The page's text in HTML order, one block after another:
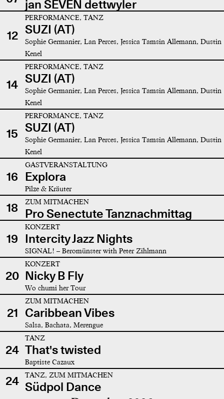
jan SEVEN dettwyler
12
PERFORMANCE, TANZ
SUZI (AT)
Sophie Germanier, Lan Perces, Jessica Tamsin Allemann, Dustin
Kenel
14
PERFORMANCE, TANZ
SUZI (AT)
Sophie Germanier, Lan Perces, Jessica Tamsin Allemann, Dustin
Kenel
15
PERFORMANCE, TANZ
SUZI (AT)
Sophie Germanier, Lan Perces, Jessica Tamsin Allemann, Dustin
Kenel
16
GASTVERANSTALTUNG
Explora
Pilze & Kräuter
18 ZUM MITMACHEN
Pro Senectute Tanznachmittag
19
KONZERT
Intercity Jazz Nights
SIGNAL! – Beromünster with Peter Zihlmann
20
KONZERT
Nicky B Fly
Wo chumi her Tour
21
ZUM MITMACHEN
Caribbean Vibes
Salsa, Bachata, Merengue
24
TANZ
That's twisted
Baptiste Cazaux
24 TANZ, ZUM MITMACHEN
Südpol Dance